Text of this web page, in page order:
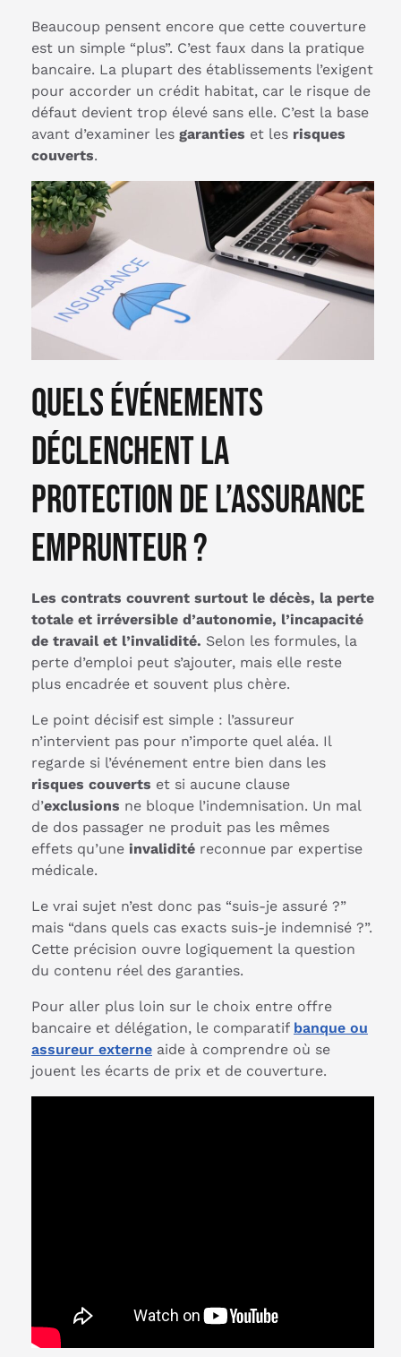
Beaucoup pensent encore que cette couverture
est un simple “plus”. C’est faux dans la pratique
bancaire. La plupart des établissements l’exigent
pour accorder un crédit habitat, car le risque de
défaut devient trop élevé sans elle. C’est la base
avant d’examiner les garanties et les risques
couverts.
Quels événements
déclenchent la
protection de l’assurance
emprunteur ?
Les contrats couvrent surtout le décès, la perte
totale et irréversible d’autonomie, l’incapacité
de travail et l’invalidité. Selon les formules, la
perte d’emploi peut s’ajouter, mais elle reste
plus encadrée et souvent plus chère.
Le point décisif est simple : l’assureur
n’intervient pas pour n’importe quel aléa. Il
regarde si l’événement entre bien dans les
risques couverts et si aucune clause
d’exclusions ne bloque l’indemnisation. Un mal
de dos passager ne produit pas les mêmes
effets qu’une invalidité reconnue par expertise
médicale.
Le vrai sujet n’est donc pas “suis-je assuré ?”
mais “dans quels cas exacts suis-je indemnisé ?”.
Cette précision ouvre logiquement la question
du contenu réel des garanties.
Pour aller plus loin sur le choix entre offre
bancaire et délégation, le comparatif banque ou
assureur externe aide à comprendre où se
jouent les écarts de prix et de couverture.